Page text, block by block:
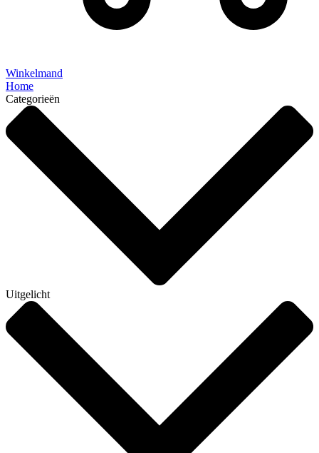
Winkelmand
Home
Categorieën
Uitgelicht